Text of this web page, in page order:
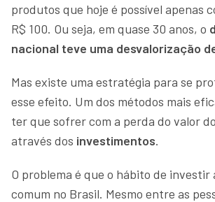
produtos que hoje é possível apenas
R$ 100. Ou seja, em quase 30 anos, o
nacional teve uma desvalorização
Mas existe uma estratégia para se
esse efeito. Um dos métodos mais
ter que sofrer com a perda do valor
através dos investimentos.
O problema é que o hábito de investir
comum no Brasil. Mesmo entre as